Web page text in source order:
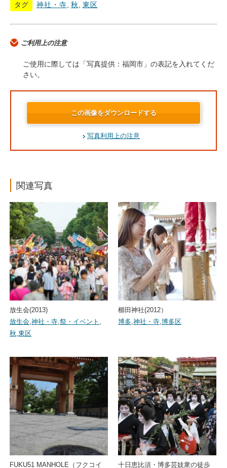
タグ 神社・寺 秋 東区
ご利用上の注意
ご使用に際しては「写真提供：福岡市」の表記を入れてくだ
さい。
この画像をダウンロードする
写真利用上の注意
関連写真
放生会(2013)
放生会,神社・寺,祭・イベント ,
秋,東区
櫛田神社(2012）
博多,神社・寺,博多区
FUKU51 MANHOLE（フクコイ 十日恵比須・博多芸妓衆の徒歩